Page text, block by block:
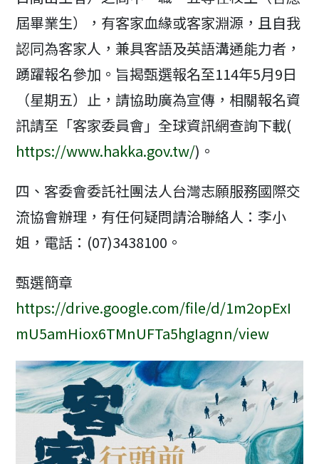
屆畢業生），有客家血緣或客家淵源，且自我
認同為客家人，兼具客語及英語溝通能力者，
踴躍報名參加。旨揭甄選報名至114年5月9日
（星期五）止，請協助廣為宣傳，相關報名資
訊請至「客家委員會」全球資訊網查詢下載(
https://www.hakka.gov.tw/)。
四、客委會委託社團法人台灣志願服務國際交
流協會辦理，有任何疑問請洽聯絡人：李小
姐，電話：(07)3438100。
甄選簡章
https://drive.google.com/file/d/1m2opExI
mU5amHiox6TMnUFTa5hgIagnn/view